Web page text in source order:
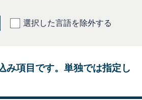
選択した言語を除外する
み項目です。単独では指定し